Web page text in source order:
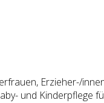
Erzieher-/
und Kinderpflege